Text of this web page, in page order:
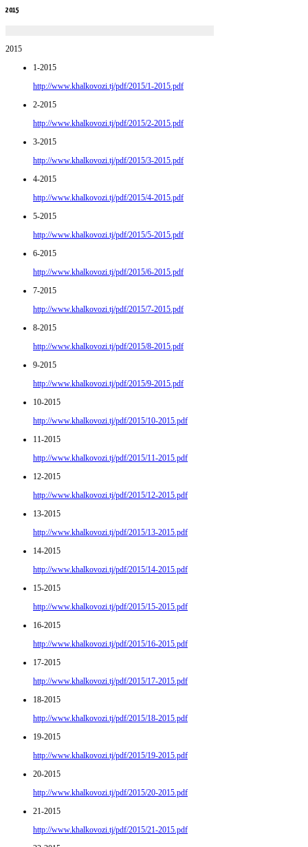
2015
2015
1-2015
http://www.khalkovozi.tj/pdf/2015/1-2015.pdf
2-2015
http://www.khalkovozi.tj/pdf/2015/2-2015.pdf
3-2015
http://www.khalkovozi.tj/pdf/2015/3-2015.pdf
4-2015
http://www.khalkovozi.tj/pdf/2015/4-2015.pdf
5-2015
http://www.khalkovozi.tj/pdf/2015/5-2015.pdf
6-2015
http://www.khalkovozi.tj/pdf/2015/6-2015.pdf
7-2015
http://www.khalkovozi.tj/pdf/2015/7-2015.pdf
8-2015
http://www.khalkovozi.tj/pdf/2015/8-2015.pdf
9-2015
http://www.khalkovozi.tj/pdf/2015/9-2015.pdf
10-2015
http://www.khalkovozi.tj/pdf/2015/10-2015.pdf
11-2015
http://www.khalkovozi.tj/pdf/2015/11-2015.pdf
12-2015
http://www.khalkovozi.tj/pdf/2015/12-2015.pdf
13-2015
http://www.khalkovozi.tj/pdf/2015/13-2015.pdf
14-2015
http://www.khalkovozi.tj/pdf/2015/14-2015.pdf
15-2015
http://www.khalkovozi.tj/pdf/2015/15-2015.pdf
16-2015
http://www.khalkovozi.tj/pdf/2015/16-2015.pdf
17-2015
http://www.khalkovozi.tj/pdf/2015/17-2015.pdf
18-2015
http://www.khalkovozi.tj/pdf/2015/18-2015.pdf
19-2015
http://www.khalkovozi.tj/pdf/2015/19-2015.pdf
20-2015
http://www.khalkovozi.tj/pdf/2015/20-2015.pdf
21-2015
http://www.khalkovozi.tj/pdf/2015/21-2015.pdf